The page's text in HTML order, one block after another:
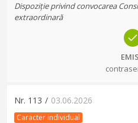
Dispoziție privind convocarea
extraordinară
Nr. 113 / 03.06.2026
Caracter individual